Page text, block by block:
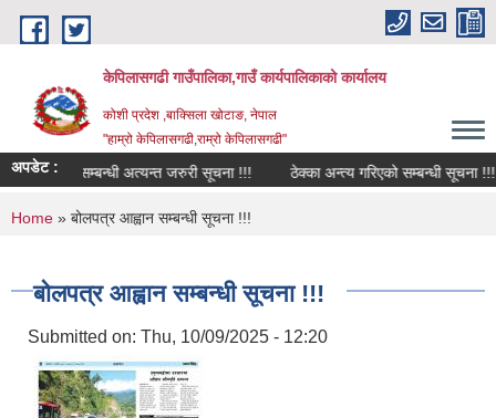
Skip to main content
केपिलासगढी गाउँपालिका,गाउँ कार्यपालिकाको कार्यालय
कोशी प्रदेश ,बाक्सिला खोटाङ, नेपाल
"हाम्रो केपिलासगढी,राम्रो केपिलासगढी"
अपडेट :
प्रवाह सम्बन्धी अत्यन्त जरुरी सूचना !!! ठेक्का अन्त्य गरिएको सम्बन्धी सूचना !!!
You are here
Home » बोलपत्र आह्वान सम्बन्धी सूचना !!!
बोलपत्र आह्वान सम्बन्धी सूचना !!!
Submitted on: Thu, 10/09/2025 - 12:20